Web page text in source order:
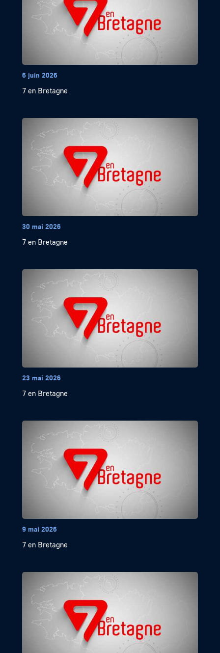
6 juin 2026
7 en Bretagne
30 mai 2026
7 en Bretagne
23 mai 2026
7 en Bretagne
9 mai 2026
7 en Bretagne